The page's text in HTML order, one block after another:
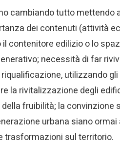
cambiando tutto mettendo
dei contenuti (attività
contenitore edilizio o lo
necessità di far
utilizzando
la rivitalizzazione degli
fruibilità; la
urbana siano
trasformazioni sul territorio.